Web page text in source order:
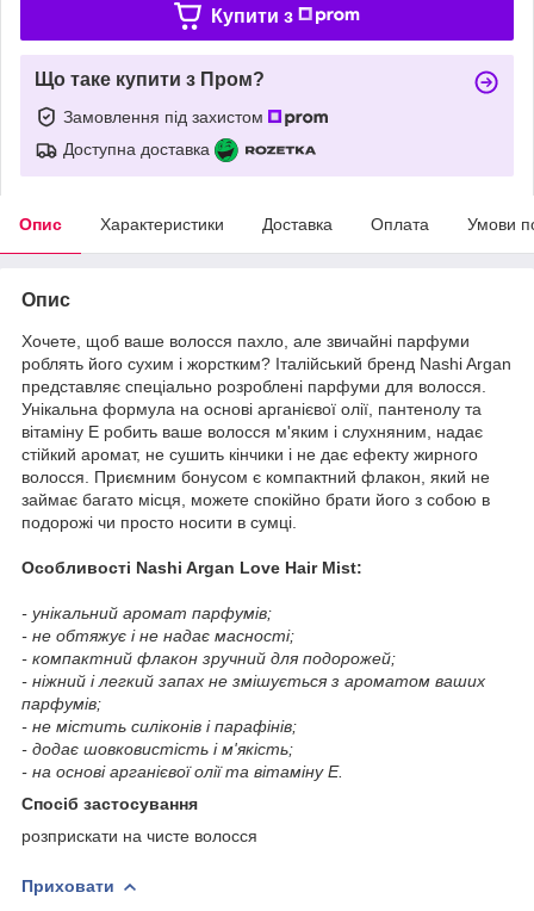
Купити з
Що таке купити з Пром?
Замовлення під захистом
Доступна доставка
Опис Характеристики Доставка Оплата Умови
Опис
Хочете, щоб ваше волосся пахло, але звичайні парфуми
роблять його сухим і жорстким? Італійський бренд Nashi Argan
представляє спеціально розроблені парфуми для волосся.
Унікальна формула на основі арганієвої олії, пантенолу та
вітаміну Е робить ваше волосся м'яким і слухняним, надає
стійкий аромат, не сушить кінчики і не дає ефекту жирного
волосся. Приємним бонусом є компактний флакон, який не
займає багато місця, можете спокійно брати його з собою в
подорожі чи просто носити в сумці.
Особливості Nashi Argan Love Hair Mist:
- унікальний аромат парфумів;
- не обтяжує і не надає масності;
- компактний флакон зручний для подорожей;
- ніжний і легкий запах не змішується з ароматом ваших
парфумів;
- не містить силіконів і парафінів;
- додає шовковистість і м'якість;
- на основі арганієвої олії та вітаміну Е.
Спосіб застосування
розприскати на чисте волосся
Приховати